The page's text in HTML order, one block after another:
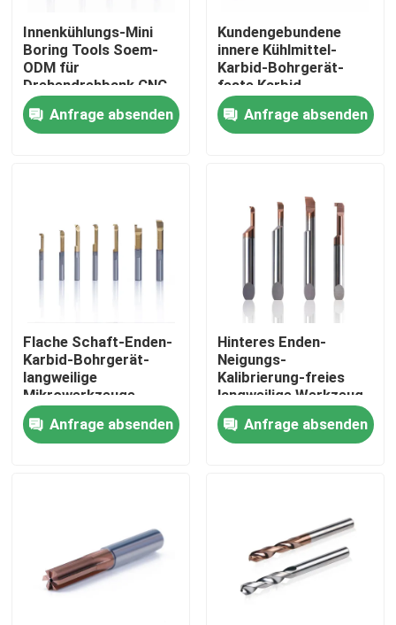
Startseite
VR Show
Über uns
Fabrik Tour
Qualitätskontrolle
Kontakt
Karbid, das Einsätze schneidet
Innenkühlungs-Mini
Boring Tools Soem-
ODM für
Drehendrehbank CNC
Anfrage absenden
Kundengebundene
innere Kühlmittel-
Karbid-Bohrgerät-
feste Karbid-
Bohrgerät-
Bohrwerkzeuge
Anfrage absenden
Flache Schaft-Enden-
Karbid-Bohrgerät-
langweilige
Mikrowerkzeuge
Anfrage absenden
Hinteres Enden-
Neigungs-
Kalibrierung-freies
langweilige Werkzeug-
Hartmetall-
Mikrostückchen
Anfrage absenden